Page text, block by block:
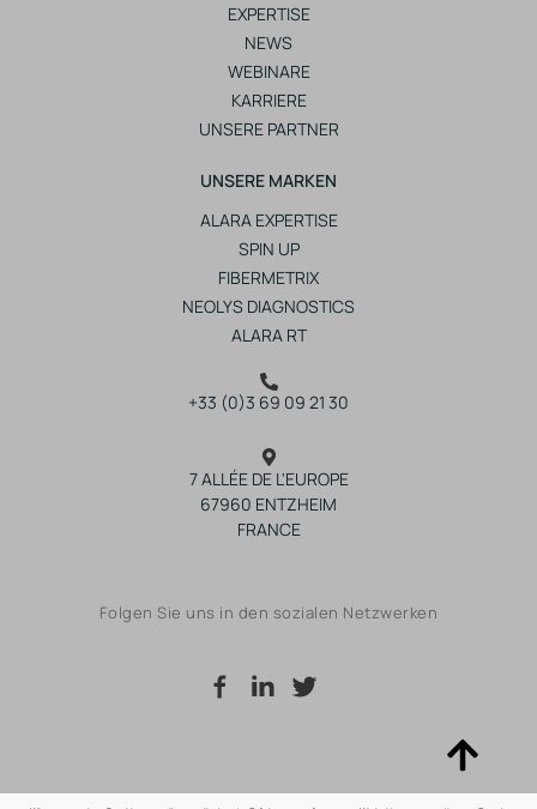
EXPERTISE
NEWS
WEBINARE
KARRIERE
UNSERE PARTNER
UNSERE MARKEN
ALARA EXPERTISE
SPIN UP
FIBERMETRIX
NEOLYS DIAGNOSTICS
ALARA RT
+33 (0)3 69 09 21 30
7 ALLÉE DE L'EUROPE
67960 ENTZHEIM
FRANCE
Folgen Sie uns in den sozialen Netzwerken